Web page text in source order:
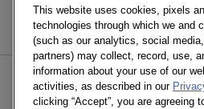
10
01/
This website uses cookies, pixels
technologies through which we and
(such as our analytics, social
partners) may collect, record, use,
information about your use of our
activities, as described in our
clicking “Accept”, you are agreeing